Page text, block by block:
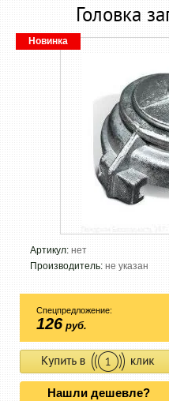
Головка
Новинка
Артикул: нет
Производитель: не указан
Спецпредложение:
126 руб.
Нашли дешевле?